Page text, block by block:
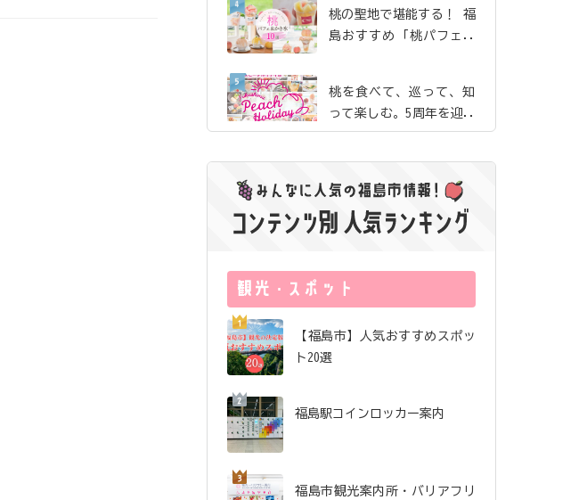
ホリデイ2026】
桃の聖地で堪能する！ 福
島おすすめ「桃パフェ＆
桃を食べて、巡って、知
って楽しむ。5周年を迎え
た「ふくしまピーチホリ
たい絶品桃ドリンク｜飯
坂・土湯・駅近 から3店
舗をご紹介【ピーチホリ
巡り！ 映画『免許返
納!?』の舞台を訪ねる福
島ドライブ
【福島市】人気おすすめスポッ
ト20選
福島駅コインロッカー案内
福島市観光案内所・バリアフリ